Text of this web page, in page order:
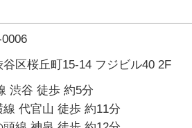
区桜丘町15-14 フジビル40 2F
渋谷 徒歩 約5分
線 代官山 徒歩 約11分